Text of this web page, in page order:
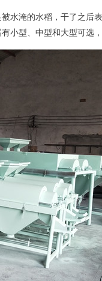
水淹的水稻，干了之后
小型、中型和大型可选